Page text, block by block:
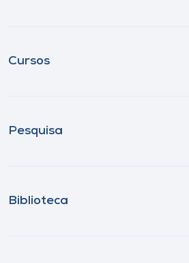
Cursos
Pesquisa
Biblioteca